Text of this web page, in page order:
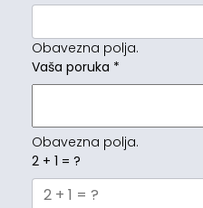
Obavezna polja.
Vaša poruka *
Obavezna polja.
2 + 1 = ?